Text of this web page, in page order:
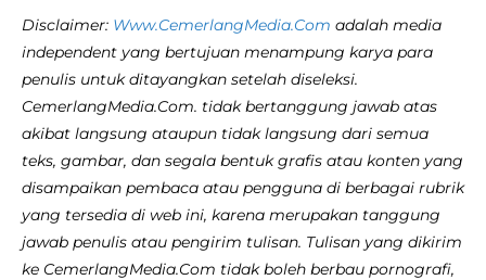
Disclaimer: Www.CemerlangMedia.Com adalah media
independent yang bertujuan menampung karya para
penulis untuk ditayangkan setelah diseleksi.
CemerlangMedia.Com. tidak bertanggung jawab atas
akibat langsung ataupun tidak langsung dari semua
teks, gambar, dan segala bentuk grafis atau konten yang
disampaikan pembaca atau pengguna di berbagai rubrik
yang tersedia di web ini, karena merupakan tanggung
jawab penulis atau pengirim tulisan. Tulisan yang dikirim
ke CemerlangMedia.Com tidak boleh berbau pornografi,